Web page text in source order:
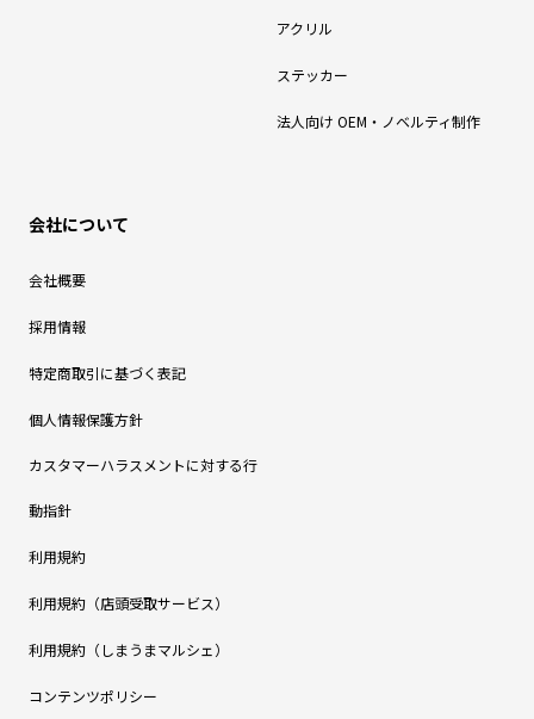
アクリル
ステッカー
法人向け OEM・ノベルティ制作
会社について
会社概要
採用情報
特定商取引に基づく表記
個人情報保護方針
カスタマーハラスメントに対する行
動指針
利用規約
利用規約（店頭受取サービス）
利用規約（しまうまマルシェ）
コンテンツポリシー